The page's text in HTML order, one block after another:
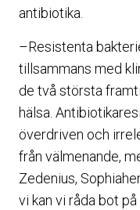
antibiotika.
–Resistenta
tillsammans med
de två största
hälsa.
överdriven och
från välmenande,
Zedenius,
vi kan vi råda bot